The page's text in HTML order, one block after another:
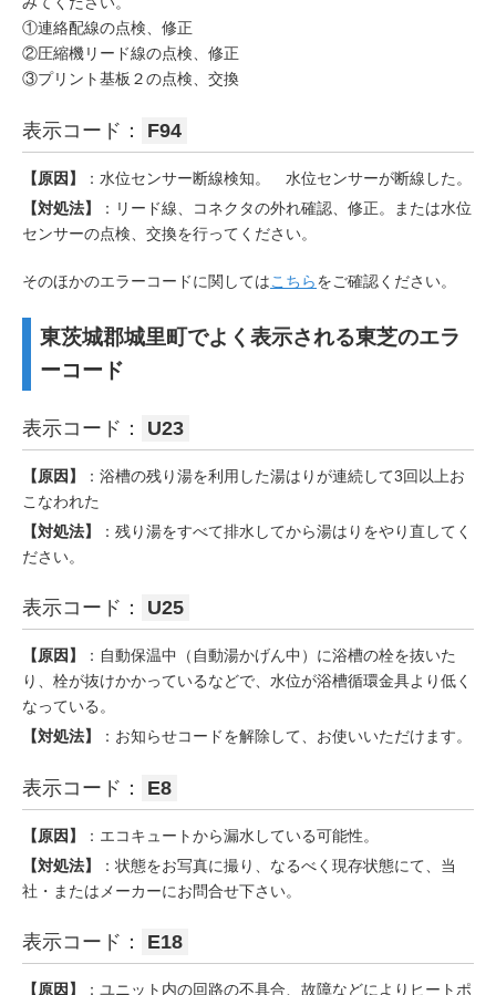
①連絡配線の点検、修正
②圧縮機リード線の点検、修正
③プリント基板２の点検、交換
表示コード： F94
【原因】
：水位センサー断線検知。 水位センサーが断線した。
【対処法】
：リード線、コネクタの外れ確認、修正。または水位
センサーの点検、交換を行ってください。
そのほかのエラーコードに関してはこちらをご確認ください。
東茨城郡城里町でよく表示される東芝のエラ
ーコード
表示コード： U23
【原因】
：浴槽の残り湯を利用した湯はりが連続して3回以上お
こなわれた
【対処法】
：残り湯をすべて排水してから湯はりをやり直してく
ださい。
表示コード： U25
【原因】
：自動保温中（自動湯かげん中）に浴槽の栓を抜いた
り、栓が抜けかかっているなどで、水位が浴槽循環金具より低く
なっている。
【対処法】
：お知らせコードを解除して、お使いいただけます。
表示コード： E8
【原因】
：エコキュートから漏水している可能性。
【対処法】
：状態をお写真に撮り、なるべく現存状態にて、当
社・またはメーカーにお問合せ下さい。
表示コード： E18
【原因】
：ユニット内の回路の不具合、故障などによりヒートポ